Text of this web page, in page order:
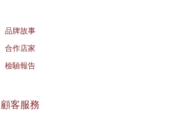
品牌故事
合作店家
檢驗報告
顧客服務